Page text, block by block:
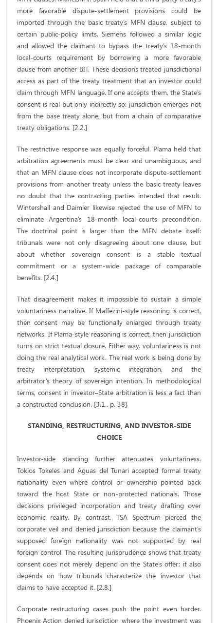
more favorable dispute-settlement provisions could be
imported through the basic treaty’s MFN clause, subject to
certain public-policy limits. Siemens followed a similar logic
and allowed the claimant to bypass the treaty’s 18-month
local-courts requirement by borrowing a more favorable
clause from another BIT. These decisions treated jurisdictional
access as part of the treaty treatment that an investor could
claim through MFN language. If one accepts them, the State’s
consent is real but only indirectly so: jurisdiction emerges not
from the base treaty alone, but from a chain of comparative
treaty obligations. [2.2.]
The restrictive response was equally forceful. Plama held that
arbitration agreements must be clear and unambiguous, and
that an MFN clause does not incorporate dispute-settlement
provisions from another treaty unless the basic treaty leaves
no doubt that the contracting parties intended that result.
Wintershall and Daimler likewise rejected the use of MFN to
eliminate Argentina’s 18-month local-courts precondition.
The doctrinal point is larger than the MFN debate itself:
tribunals were not only disagreeing about one clause, but
about whether sovereign consent is a stable textual
commitment or a system-wide package of comparable
benefits. [2.4.]
That disagreement makes it impossible to sustain a simple
voluntariness narrative. If Maffezini-style reasoning is correct,
then consent may be functionally enlarged through treaty
networks. If Plama-style reasoning is correct, then jurisdiction
turns on strict textual closure. Either way, voluntariness is not
doing the real analytical work. The real work is being done by
treaty interpretation, systemic integration, and the
arbitrator’s theory of sovereign intention. In methodological
terms, consent in investor–State arbitration is less a fact than
a constructed conclusion. [3.1., p. 38]
STANDING, RESTRUCTURING, AND INVESTOR-SIDE
CHOICE
Investor-side standing further attenuates voluntariness.
Tokios Tokelės and Aguas del Tunari accepted formal treaty
nationality even where control or ownership pointed back
toward the host State or non-protected nationals. Those
decisions privileged incorporation and treaty drafting over
economic reality. By contrast, TSA Spectrum pierced the
corporate veil and denied jurisdiction because the claimant’s
supposed foreign nationality was not supported by real
foreign control. The resulting jurisprudence shows that treaty
consent does not merely depend on the State’s offer; it also
depends on how tribunals characterize the investor that
claims to have accepted it. [2.8.]
Corporate restructuring cases push the point even harder.
Phoenix Action denied jurisdiction where the investment was